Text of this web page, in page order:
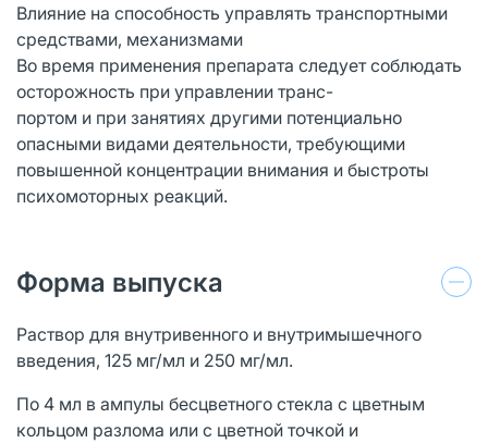
Влияние на способность управлять транспортными
средствами, механизмами
Во время применения препарата следует соблюдать
осторожность при управлении транс-
портом и при занятиях другими потенциально
опасными видами деятельности, требующими
повышенной концентрации внимания и быстроты
психомоторных реакций.
Форма выпуска
Раствор для внутривенного и внутримышечного
введения, 125 мг/мл и 250 мг/мл.
По 4 мл в ампулы бесцветного стекла с цветным
кольцом разлома или с цветной точкой и